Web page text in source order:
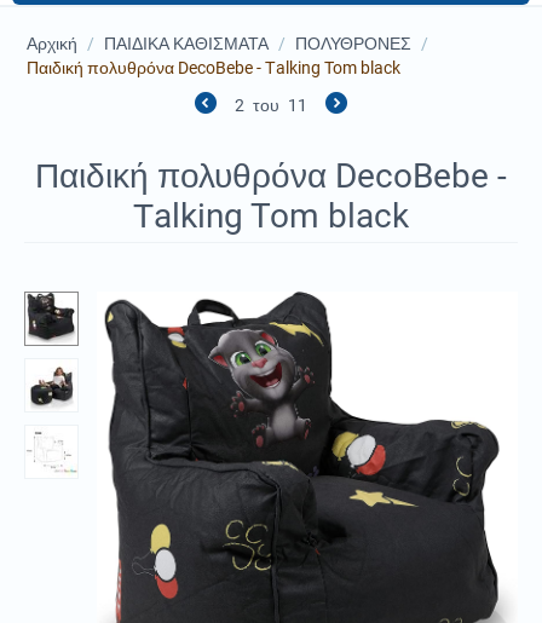
Αρχική / ΠΑΙΔΙΚΑ ΚΑΘΙΣΜΑΤΑ / ΠΟΛΥΘΡΟΝΕΣ
/
Παιδική πολυθρόνα DecoBebe - Τalking Tom black
2 του 11
Παιδική πολυθρόνα DecoBebe -
Τalking Tom black